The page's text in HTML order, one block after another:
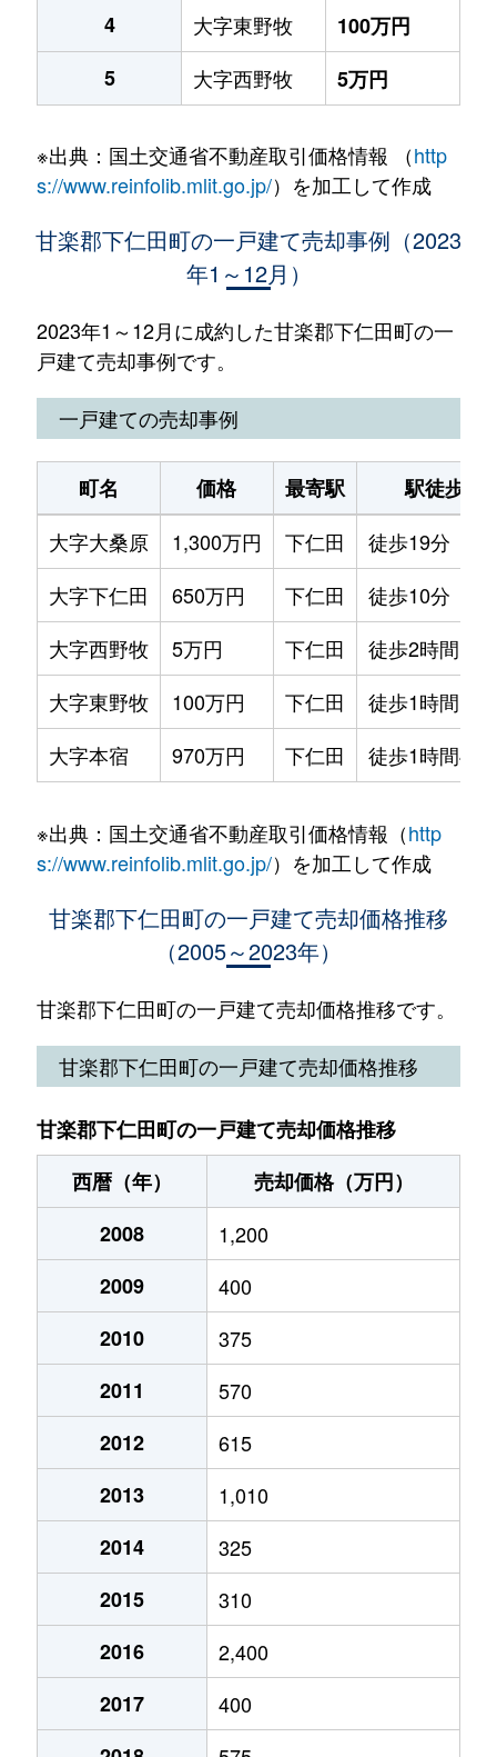
4
大字東野牧
100万円
5
大字西野牧 5万円
※出典：国土交通省不動産取引価格情報 （http
s://www.reinfolib.mlit.go.jp/）を加工して作成
甘楽郡下仁田町の一戸建て売却事例（2023
年1～12月）
2023年1～12月に成約した甘楽郡下仁田町の一
戸建て売却事例です。
一戸建ての売却事例
町名 価格 最寄駅
駅徒歩
大字大桑原
1,300万円 下仁田
徒歩19分
大字下仁田
650万円 下仁田
徒歩10分
大字西野牧
5万円 下仁田
徒歩2時間
大字東野牧
100万円 下仁田
徒歩1時間15
大字本宿
970万円 下仁田 徒歩1時間45
※出典：国土交通省不動産取引価格情報（http
s://www.reinfolib.mlit.go.jp/）を加工して作成
甘楽郡下仁田町の一戸建て売却価格推移
（2005～2023年）
甘楽郡下仁田町の一戸建て売却価格推移です。
甘楽郡下仁田町の一戸建て売却価格推移
甘楽郡下仁田町の一戸建て売却価格推移
西暦（年）
売却価格（万円）
2008
1,200
2009
400
2010
375
2011
570
2012
615
2013
1,010
2014
325
2015
310
2016
2,400
2017
400